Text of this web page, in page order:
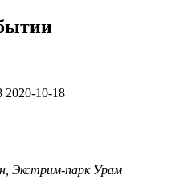
2020-10-18
Экстрим-парк Урам